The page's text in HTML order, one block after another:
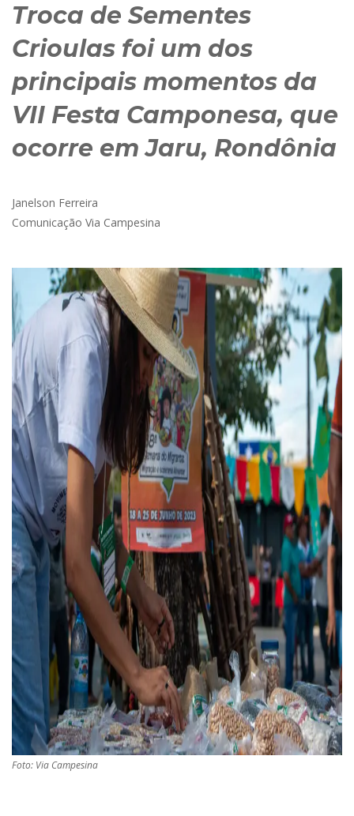
Troca de Sementes
Crioulas foi um dos
principais momentos da
VII Festa Camponesa, que
ocorre em Jaru, Rondônia
Janelson Ferreira
Comunicação Via Campesina
Foto: Via Campesina